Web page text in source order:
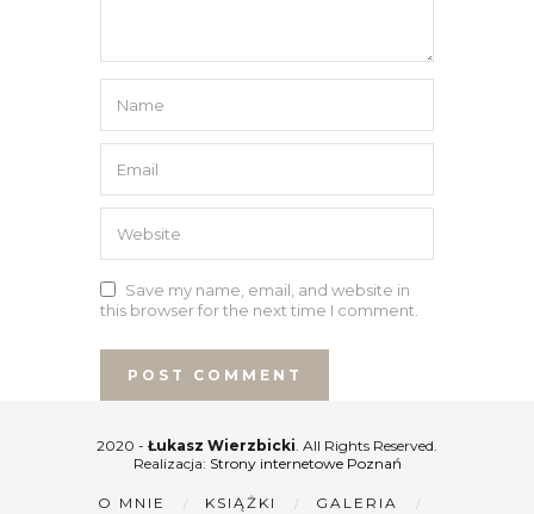
Save my name, email, and website in
this browser for the next time I comment.
2020 - Łukasz Wierzbicki. All Rights Reserved.
Realizacja: Strony internetowe Poznań
O MNIE KSIĄŻKI GALERIA